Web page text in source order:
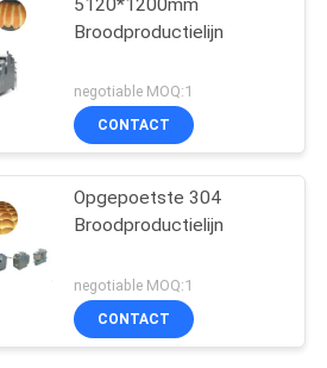
5120*1200mm
Broodproductielijn
negotiable MOQ:1
CONTACT
Opgepoetste 304
Broodproductielijn
negotiable MOQ:1
CONTACT